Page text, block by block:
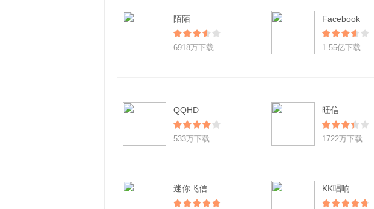
陌陌
6918万下载
Facebook
1.55亿下载
QQHD
533万下载
旺信
1722万下载
迷你飞信 KK唱响